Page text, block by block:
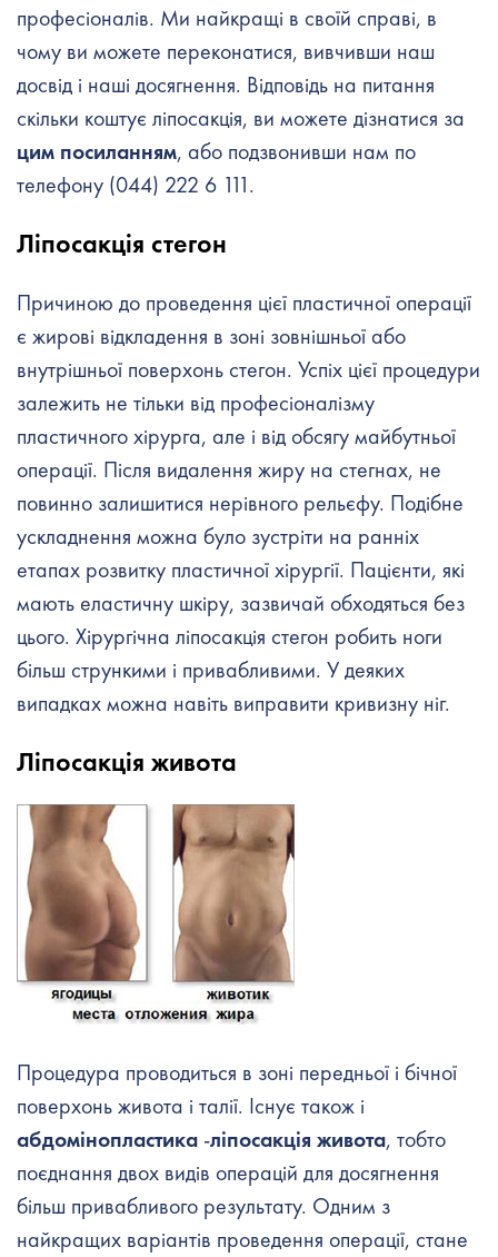
професіоналів. Ми найкращі в своїй справі, в
чому ви можете переконатися, вивчивши наш
досвід і наші досягнення. Відповідь на питання
скільки коштує ліпосакція, ви можете дізнатися за
цим посиланням, або подзвонивши нам по
телефону (044) 222 6 111.
Ліпосакція стегон
Причиною до проведення цієї пластичної операції
є жирові відкладення в зоні зовнішньої або
внутрішньої поверхонь стегон. Успіх цієї процедури
залежить не тільки від професіоналізму
пластичного хірурга, але і від обсягу майбутньої
операції. Після видалення жиру на стегнах, не
повинно залишитися нерівного рельєфу. Подібне
ускладнення можна було зустріти на ранніх
етапах розвитку пластичної хірургії. Пацієнти, які
мають еластичну шкіру, зазвичай обходяться без
цього. Хірургічна ліпосакція стегон робить ноги
більш стрункими і привабливими. У деяких
випадках можна навіть виправити кривизну ніг.
Ліпосакція живота
Процедура проводиться в зоні передньої і бічної
поверхонь живота і талії. Існує також і
абдомінопластика -ліпосакція живота, тобто
поєднання двох видів операцій для досягнення
більш привабливого результату. Одним з
найкращих варіантів проведення операції, стане